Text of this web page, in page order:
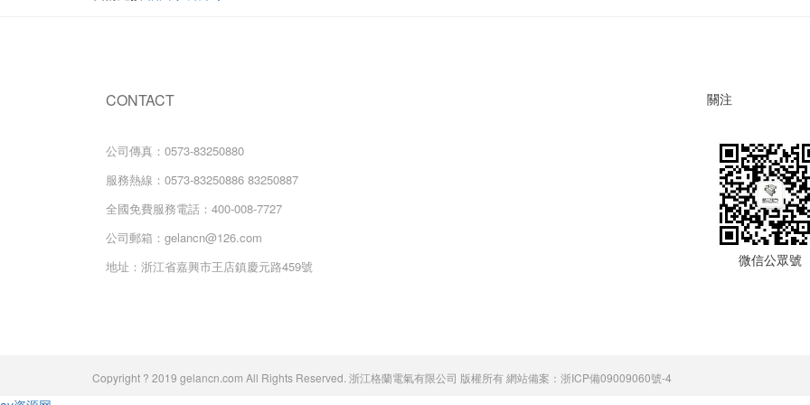
CONTACT
公司傳真：0573-83250880
服務熱線：0573-83250886 83250887
全國免費服務電話：400-008-7727
公司郵箱：gelancn@126.com
地址：浙江省嘉興市王店鎮慶元路459號
關注
微信公眾號
Copyright ? 2019 gelancn.com All Rights Reserved. 浙江格蘭電氣有限公司 版權所有 網站備案： 浙ICP備09009060號-4